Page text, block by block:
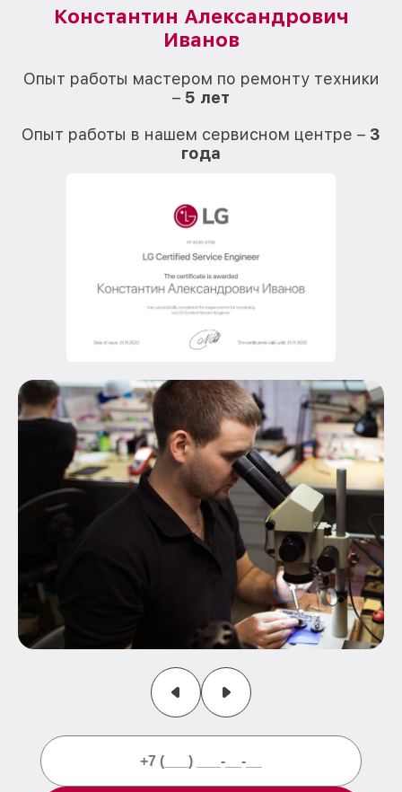
Константин Александрович
Иванов
Опыт работы мастером по ремонту техники
– 5 лет
Опыт работы в нашем сервисном центре – 3
года